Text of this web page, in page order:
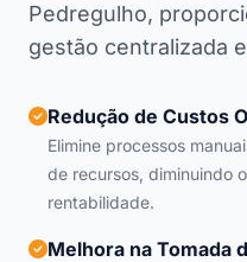
Pedregulho,
gestão centralizada
Redução de Custos
Elimine processos
de recursos, diminuindo
rentabilidade.
Melhora na Tomada